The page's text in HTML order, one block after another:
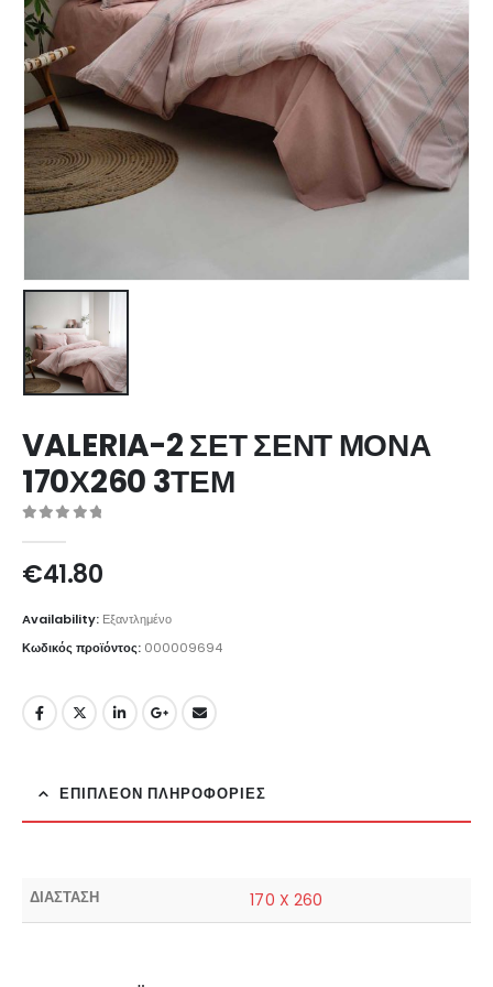
VALERIA-2 ΣΕΤ ΣΕΝΤ ΜΟΝΑ
170Χ260 3ΤΕΜ
€41.80
Availability: Εξαντλημένο
Κωδικός προϊόντος: 000009694
ΕΠΙΠΛΈΟΝ ΠΛΗΡΟΦΟΡΊΕΣ
ΔΙΑΣΤΑΣΗ 170 X 260